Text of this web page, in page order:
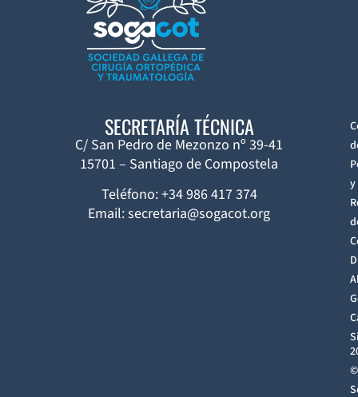
SECRETARÍA TÉCNICA
C/ San Pedro de Mezonzo nº 39-41
15701 – Santiago de Compostela
Teléfono: +34 986 417 374
Email: secretaria@sogacot.org
y
©